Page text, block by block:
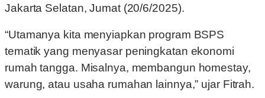
Jakarta Selatan, Jumat (20/6/2025).
“Utamanya kita menyiapkan program BSPS
tematik yang menyasar peningkatan ekonomi
rumah tangga. Misalnya, membangun homestay,
warung, atau usaha rumahan lainnya,” ujar Fitrah.